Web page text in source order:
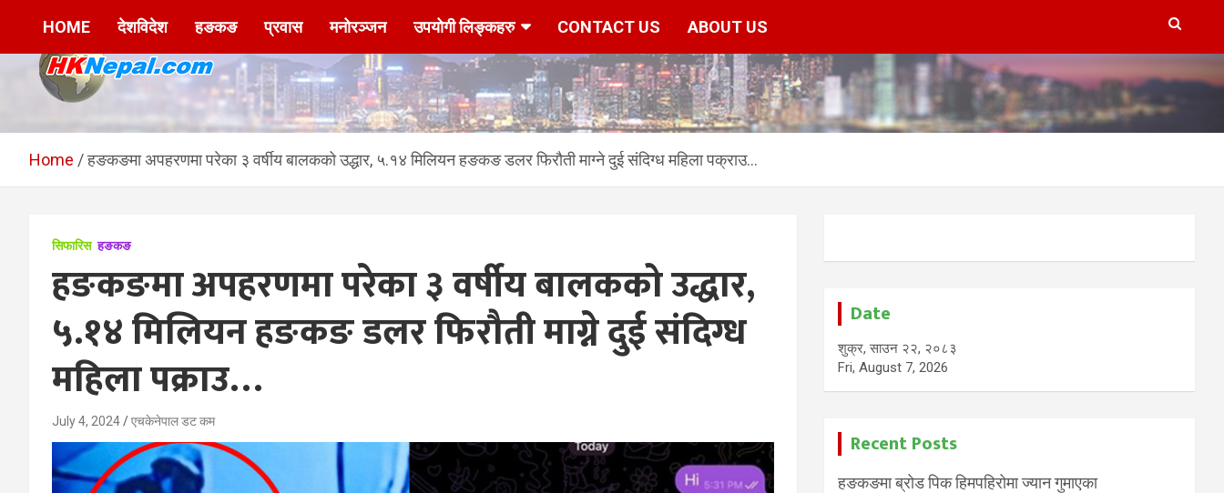
HKNepal.com –
हङकङबाट सञ्चालित पहिलो
नेपाली अनलाईन पत्रिका
hknepal, hknepal.com, hk nepal, hk nepal com
HOME देशविदेश हङकङ प्रवास मनोरञ्जन उपयोगी लिङ्कहरु CONTACT US ABOUT US
Home हङकङमा अपहरणमा परेका ३ वर्षीय बालकको उद्धार, ५.१४ मिलियन हङकङ डलर फिरौती माग्ने दुई संदिग्ध महिला पक्राउ…
सिफारिस हङकङ
हङकङमा अपहरणमा परेका ३ वर्षीय बालकको उद्धार,
५.१४ मिलियन हङकङ डलर फिरौती माग्ने दुई संदिग्ध
महिला पक्राउ…
July 4, 2024 एचकेनेपाल डट कम
Date
शुक्र, साउन २२, २०८३
Fri, August 7, 2026
Recent Posts
हङकङमा ब्रोड पिक हिमपहिरोमा ज्यान गुमाएका